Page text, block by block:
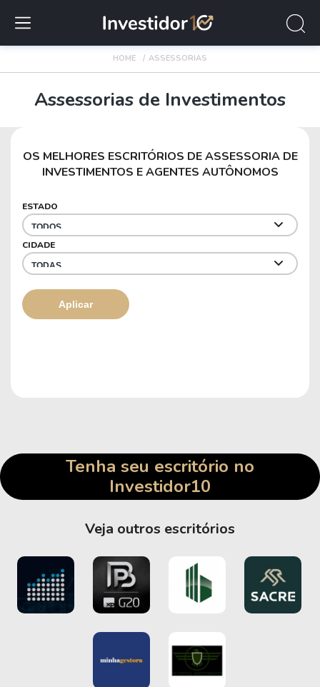
HOME ASSESSORIAS
Assessorias de Investimentos
OS MELHORES ESCRITÓRIOS DE ASSESSORIA DE
INVESTIMENTOS E AGENTES AUTÔNOMOS
ESTADO
CIDADE
Aplicar
Tenha seu escritório no
Investidor10
Veja outros escritórios